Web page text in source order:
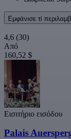
Εμφάνισε τί
4,6 (30)
Από
160,52 $
Εισιτήριο εισόδου
Palais